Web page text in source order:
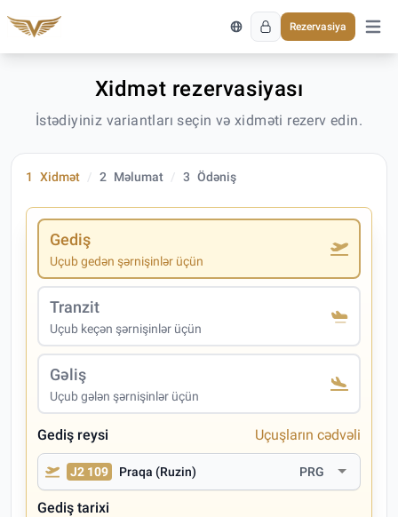
Rezervasiya
Əsas
Xidmət rezervasiyası
İstədiyiniz variantları seçin və xidməti rezerv edin.
1 Xidmət 2 Məlumat 3 Ödəniş
Gediş
Uçub gedən şərnişinlər üçün
Tranzit
Uçub keçən şərnişinlər üçün
Gəliş
Uçub gələn şərnişinlər üçün
Gediş reysi Uçuşların cədvəli
J2 109 Praqa (Ruzin) PRG
Gediş tarixi